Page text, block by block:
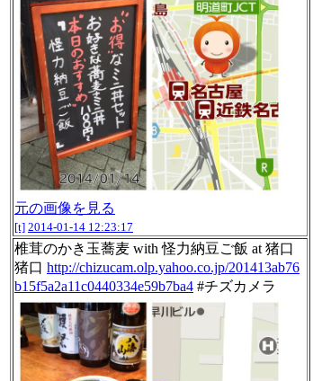
元の画像を見る
[t] 2014-01-14 12:23:17
椎茸のかき玉蕎麦 with 怪力納豆ご飯 at 猪口
猪口 http://chizucam.olp.yahoo.co.jp/201413ab76
b15f5a2a11c0440334e59b7ba4 #チズカメラ